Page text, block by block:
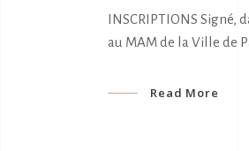
INSCRIPTIONS Signé,
au MAM de la Ville de
Read More